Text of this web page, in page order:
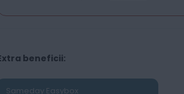
beneficii:
Sameday Easybox